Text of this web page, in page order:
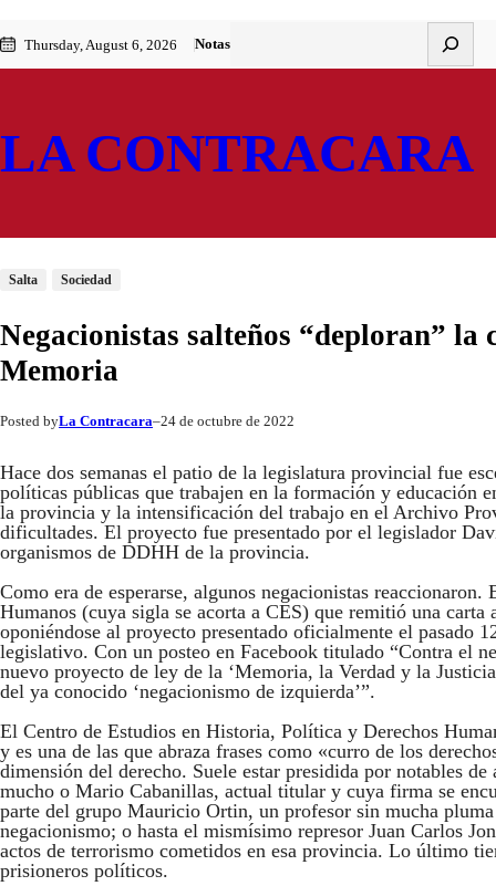
al
contenido
to
content
Thursday, August 6, 2026 Notas
LA CONTRACARA
Salta Sociedad
Negacionistas salteños “deploran”
Memoria
Posted byLa Contracara–24 de octubre de 2022
Hace dos semanas el patio de la legislatura provincial fue
políticas públicas que trabajen en la formación y educación
la provincia y la intensificación del trabajo en el Archivo
dificultades. El proyecto fue presentado por el legislador
organismos de DDHH de la provincia.
Como era de esperarse, algunos negacionistas
Humanos (cuya sigla se acorta a CES) que remitió una
oponiéndose al proyecto presentado oficialmente el pasado
legislativo. Con un posteo en Facebook titulado “Contra el
nuevo proyecto de ley de la ‘Memoria, la Verdad y la
del ya conocido ‘negacionismo de izquierda’”.
El Centro de Estudios en Historia, Política y Derechos
y es una de las que abraza frases como «curro de los
dimensión del derecho. Suele estar presidida por notables
mucho o Mario Cabanillas, actual titular y cuya firma se
parte del grupo Mauricio Ortin, un profesor sin mucha
negacionismo; o hasta el mismísimo represor Juan Carlos
actos de terrorismo cometidos en esa provincia. Lo último
prisioneros políticos.